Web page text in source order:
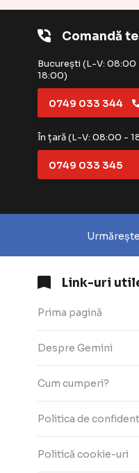
Comandă
București (L-V: 08:00
18:00)
0749 033 344
În țară (L-V: 08:00 -
0749 033 345
Link-uri
Prima pagină
Despre Gemini
Cum cumperi?
Politica de
Politică cookie-uri